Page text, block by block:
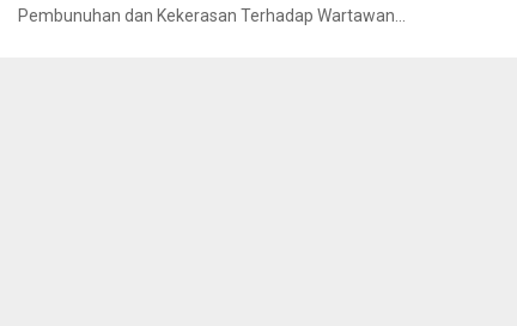
Pembunuhan dan Kekerasan Terhadap Wartawan...